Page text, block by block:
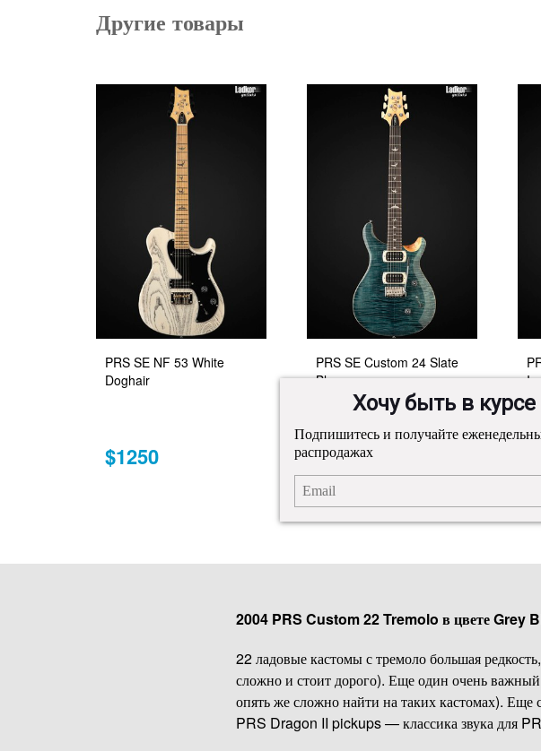
Другие товары
PRS SE NF 53 White
Doghair
$1250
PRS SE Custom 24 Slate
Blue
$1199
2004 PRS Custom 22 Tremolo в цвете Grey
22 ладовые кастомы с тремоло большая
сложно и стоит дорого). Еще один очень
опять же сложно найти на таких кастомах).
PRS Dragon II pickups — классика звука для
Хочу быть в
Подпишитесь и получайте
распродажах